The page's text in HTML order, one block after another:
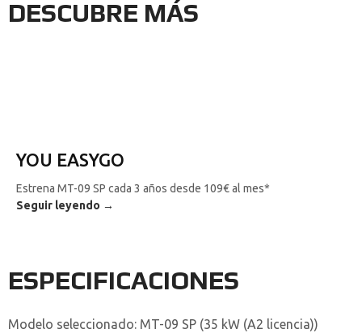
DESCUBRE MÁS
YOU EASYGO
Estrena MT-09 SP cada 3 años desde 109€ al mes*
Seguir leyendo →
ESPECIFICACIONES
Modelo seleccionado: MT-09 SP (35 kW (A2 licencia))